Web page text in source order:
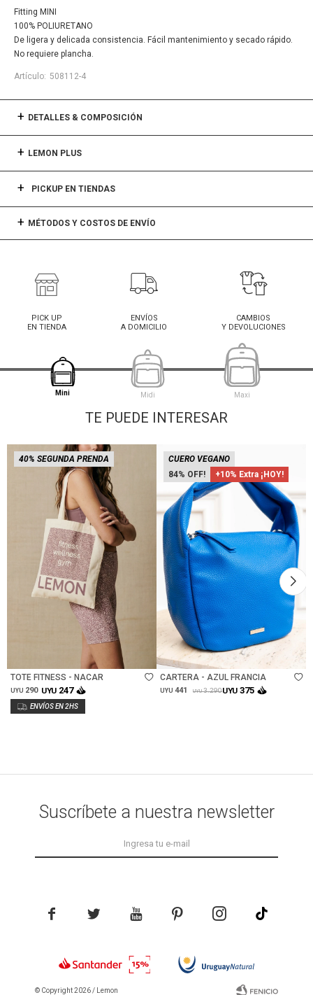
Fitting MINI
100% POLIURETANO
De ligera y delicada consistencia. Fácil mantenimiento y secado rápido.
No requiere plancha.
508112-4
DETALLES & COMPOSICIÓN
LEMON PLUS
PICKUP EN TIENDAS
MÉTODOS Y COSTOS DE ENVÍO
PICK UP
EN TIENDA
ENVÍOS
A DOMICILIO
CAMBIOS
Y DEVOLUCIONES
Mini Midi Maxi
TE PUEDE INTERESAR
40% SEGUNDA PRENDA
TOTE FITNESS - NACAR
UYU 290 UYU 247
84 +10% Extra ¡HOY!
CUERO VEGANO
Talle
CARTERA - AZUL FRANCIA
UYU 441 UYU 3.290UYU 375
Suscríbete a nuestra newsletter
    
© Copyright 2026 / Lemon